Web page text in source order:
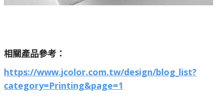
相關產品參考：
https://www.jcolor.com.tw/design/blog_list?
category=Printing&page=1